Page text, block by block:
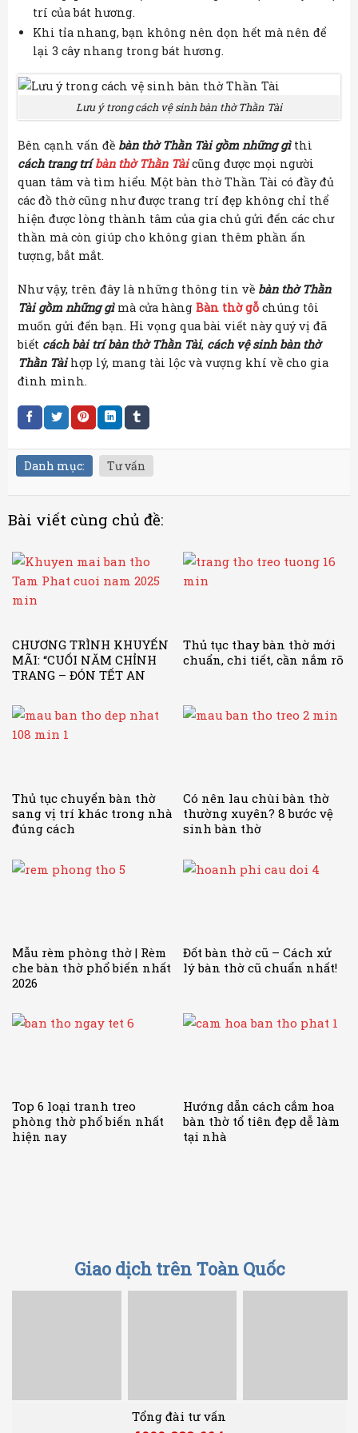
trí của bát hương.
Khi tỉa nhang, bạn không nên dọn hết mà nên để
lại 3 cây nhang trong bát hương.
Lưu ý trong cách vệ sinh bàn thờ Thần Tài
Bên cạnh vấn đề bàn thờ Thần Tài gồm những gìthì
cách trang tríbàn thờ Thần Tàicũng được mọi người
quan tâm và tìm hiểu. Một bàn thờ Thần Tài có đầy đủ
các đồ thờ cũng như được trang trí đẹp không chỉ thể
hiện được lòng thành tâm của gia chủ gửi đến các chư
thần mà còn giúp cho không gian thêm phần ấn
tượng, bắt mắt.
Như vậy, trên đây là những thông tin về bàn thờ Thần
Tài gồm những gìmà cửa hàng Bàn thờ gỗ chúng tôi
muốn gửi đến bạn. Hi vọng qua bài viết này quý vị đã
biết cách bài trí bàn thờ Thần Tài, cách vệ sinh bàn thờ
Thần Tàihợp lý, mang tài lộc và vượng khí về cho gia
đình mình.
Danh mục: Tư vấn
Bài viết cùng chủ đề:
CHƯƠNG TRÌNH KHUYẾN
MÃI: “CUỐI NĂM CHỈNH
TRANG – ĐÓN TẾT AN
Thủ tục thay bàn thờ mới
chuẩn, chi tiết, cần nắm rõ
Thủ tục chuyển bàn thờ
sang vị trí khác trong nhà
đúng cách
Có nên lau chùi bàn thờ
thường xuyên? 8 bước vệ
sinh bàn thờ
Mẫu rèm phòng thờ | Rèm
che bàn thờ phổ biến nhất
2026
Đốt bàn thờ cũ – Cách xử
lý bàn thờ cũ chuẩn nhất!
Top 6 loại tranh treo
phòng thờ phổ biến nhất
hiện nay
Hướng dẫn cách cắm hoa
bàn thờ tổ tiên đẹp dễ làm
tại nhà
Giao dịch trên Toàn Quốc
Tổng đài tư vấn